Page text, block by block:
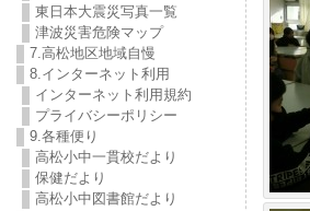
東日本大震災写真一覧
津波災害危険マップ
7.高松地区地域自慢
8.インターネット利用
インターネット利用規約
プライバシーポリシー
9.各種便り
高松小中一貫校だより
保健だより
高松小中図書館だより